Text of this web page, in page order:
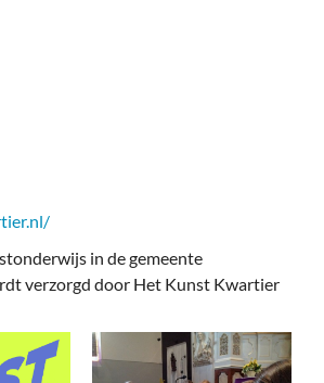
in de gemeente
verzorgd door Het Kunst Kwartier